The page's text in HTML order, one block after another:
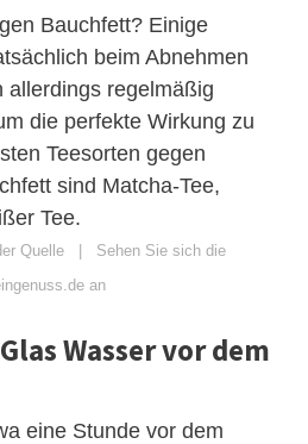
Bauchfett? Einige
beim Abnehmen
allerdings regelmäßig
die perfekte Wirkung zu
Teesorten gegen
sind Matcha-Tee,
Tee.
Quelle | Sehen Sie sich die
an
Wasser vor dem
eine Stunde vor dem